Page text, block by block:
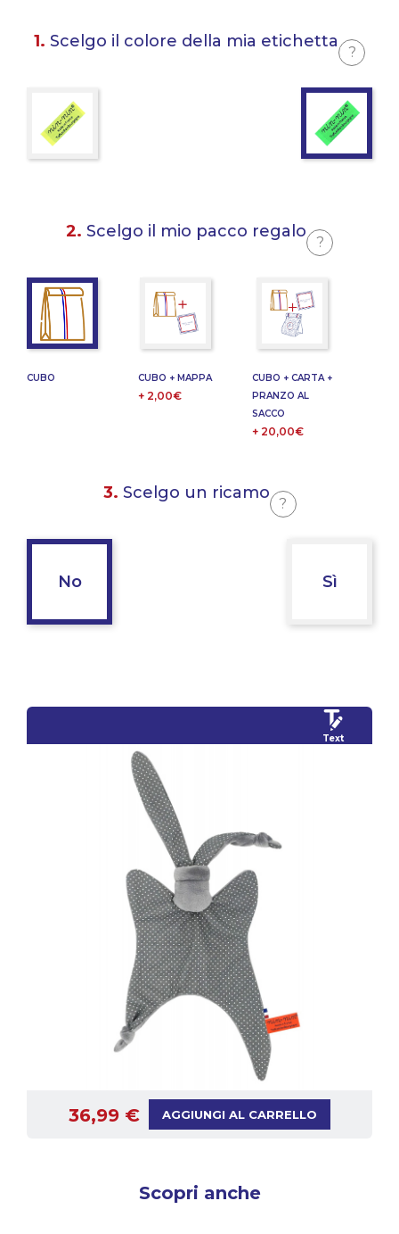
1. Scelgo il colore della mia etichetta
?
2. Scelgo il mio pacco regalo
?
CUBO CUBO + MAPPA
+ 2,00€
CUBO + CARTA +
PRANZO AL
SACCO
+ 20,00€
3. Scelgo un ricamo
?
No Sì
Text
36,99 € AGGIUNGI AL CARRELLO
Scopri anche